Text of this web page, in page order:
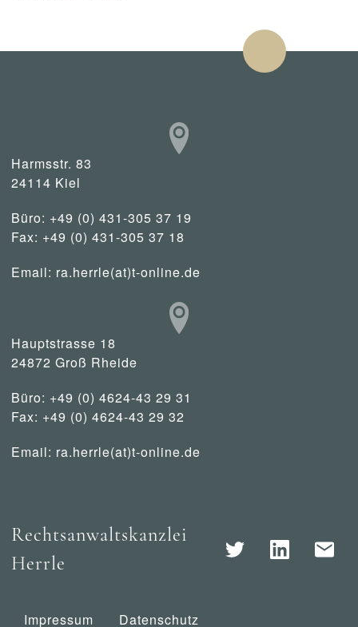
Harmsstr. 83
24114 Kiel
Büro: +49 (0) 431-305 37 19
Fax: +49 (0) 431-305 37 18
Email: ra.herrle(at)t-online.de
Hauptstrasse 18
24872 Groß Rheide
Büro: +49 (0) 4624-43 29 31
Fax: +49 (0) 4624-43 29 32
Email: ra.herrle(at)t-online.de
Rechtsanwaltskanzlei
Herrle
Impressum Datenschutz